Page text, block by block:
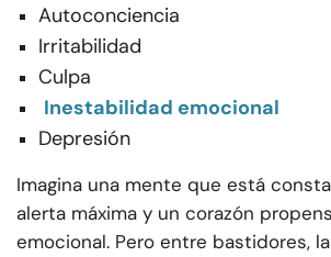
Autoconciencia
Irritabilidad
Culpa
Inestabilidad emocional
Depresión
Imagina una mente que está
alerta máxima y un corazón
emocional. Pero entre bastidores,